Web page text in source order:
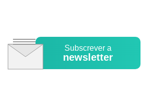
Subscrever a
newsletter